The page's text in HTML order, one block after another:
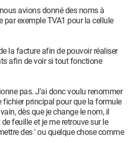
avions donné des noms à
par exemple TVA1 pour la cellule
la facture afin de pouvoir réaliser
afin de voir si tout fonctione
pas. J'ai donc voulu renommer
fichier principal pour que la formule
dès que je change le nom, il
feuille et je me retrouve sur le
des ' ou quelque chose comme